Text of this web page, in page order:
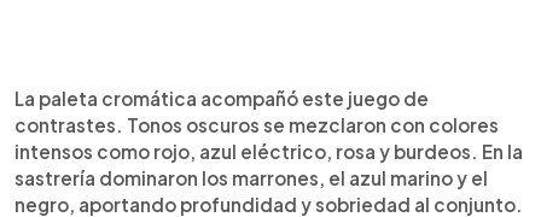
La paleta cromática acompañó este juego de
contrastes. Tonos oscuros se mezclaron con colores
intensos como rojo, azul eléctrico, rosa y burdeos. En la
sastrería dominaron los marrones, el azul marino y el
negro, aportando profundidad y sobriedad al conjunto.